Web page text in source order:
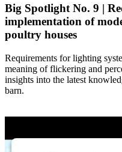
Big Spotlight No. 9 |
implementation of
poultry houses
Requirements for lighting
meaning of flickering and
insights into the latest
barn.